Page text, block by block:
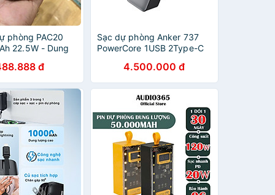
phòng PAC20
22.5W - Dung
Toàn Hàng
đ
Sạc dự phòng Anker 737
PowerCore 1USB 2Type-C
A1289 - Hàng chính hãng
4.500.000 đ